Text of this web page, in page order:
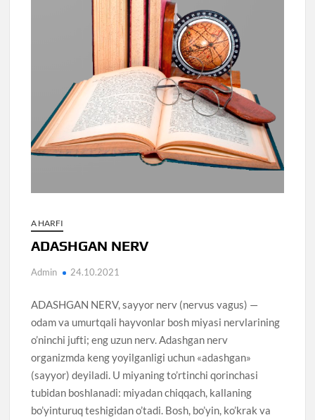
A HARFI
ADASHGAN NERV
Admin 24.10.2021
ADASHGAN NERV, sayyor nerv (nervus vagus) —
odam va umurtqali hayvonlar bosh miyasi nervlarining
o’ninchi jufti; eng uzun nerv. Adashgan nerv
organizmda keng yoyilganligi uchun «adashgan»
(sayyor) deyiladi. U miyaning to’rtinchi qorinchasi
tubidan boshlanadi: miyadan chiqqach, kallaning
bo’yinturuq teshigidan o’tadi. Bosh, bo’yin, ko’krak va